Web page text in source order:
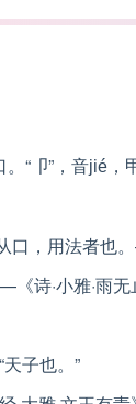
“卩”，音jié
口，用法者也
诗·小雅·雨无
子也。”